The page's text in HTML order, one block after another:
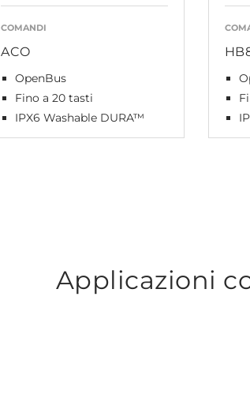
COMANDI
ACO
OpenBus
Fino a 20 tasti
IPX6 Washable DURA™
Applicazioni